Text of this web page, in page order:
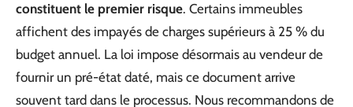
constituent le premier risque. Certains immeubles
affichent des impayés de charges supérieurs à 25 % du
budget annuel. La loi impose désormais au vendeur de
fournir un pré-état daté, mais ce document arrive
souvent tard dans le processus. Nous recommandons de